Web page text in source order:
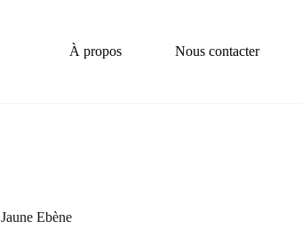
À propos Nous contacter
Jaune Ebène